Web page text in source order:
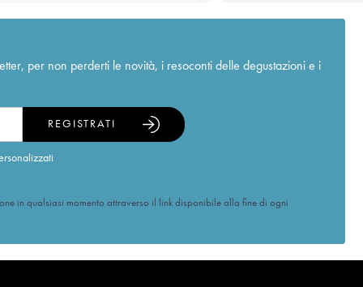
per non perderti le novità, i resoconti delle degustazioni e i
REGISTRATI
in qualsiasi momento attraverso il link disponibile alla fine di ogni